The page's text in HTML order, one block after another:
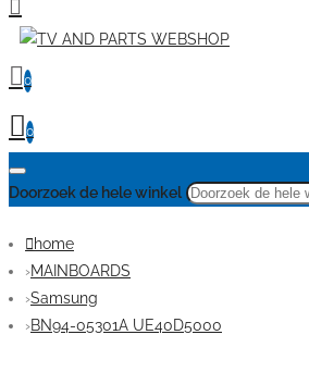
0
0
Doorzoek de hele winkel
home
MAINBOARDS
Samsung
BN94-05301A UE40D5000